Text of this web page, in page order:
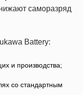
саморазряд
Battery:
и производства;
со стандартным